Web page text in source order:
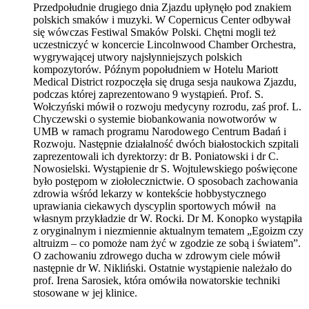
Przedpołudnie drugiego dnia Zjazdu upłynęło pod znakiem
polskich smaków i muzyki. W Copernicus Center odbywał
się wówczas Festiwal Smaków Polski. Chętni mogli też
uczestniczyć w koncercie Lincolnwood Chamber Orchestra,
wygrywającej utwory najsłynniejszych polskich
kompozytorów. Późnym popołudniem w Hotelu Mariott
Medical District rozpoczęła się druga sesja naukowa Zjazdu,
podczas której zaprezentowano 9 wystąpień. Prof. S.
Wołczyński mówił o rozwoju medycyny rozrodu, zaś prof. L.
Chyczewski o systemie biobankowania nowotworów w
UMB w ramach programu Narodowego Centrum Badań i
Rozwoju. Następnie działalność dwóch białostockich szpitali
zaprezentowali ich dyrektorzy: dr B. Poniatowski i dr C.
Nowosielski. Wystąpienie dr S. Wojtulewskiego poświęcone
było postępom w ziołolecznictwie. O sposobach zachowania
zdrowia wśród lekarzy w kontekście hobbystycznego
uprawiania ciekawych dyscyplin sportowych mówił na
własnym przykładzie dr W. Rocki. Dr M. Konopko wystąpiła
z oryginalnym i niezmiennie aktualnym tematem „Egoizm czy
altruizm – co pomoże nam żyć w zgodzie ze sobą i światem”.
O zachowaniu zdrowego ducha w zdrowym ciele mówił
następnie dr W. Nikliński. Ostatnie wystąpienie należało do
prof. Irena Sarosiek, która omówiła nowatorskie techniki
stosowane w jej klinice.